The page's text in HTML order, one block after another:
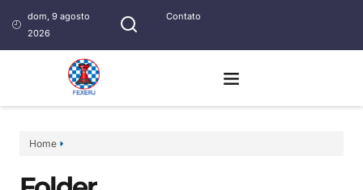
dom, 9 agosto
2026
Contato
Home